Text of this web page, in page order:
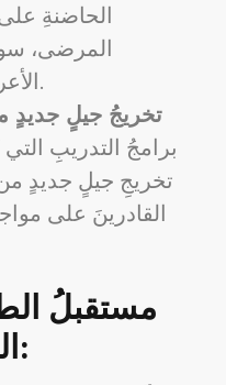
الحاضنةِ
المرضى،
الأعراضِ أو إطالةِ العمرِ.
تخريجُ جيلٍ جديدٍ
برامجُ التدريبِ
تخريجِ جيلٍ جديدٍ من
القادرينَ على
مستقبلُ
الجينيةِ: